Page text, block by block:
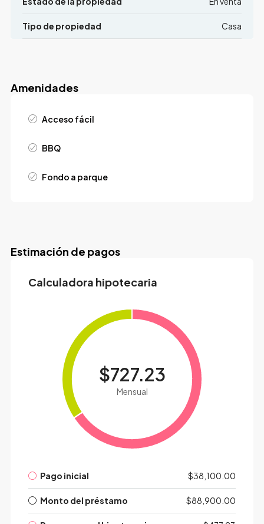
Tipo de propiedad Casa
Amenidades
Acceso fácil
BBQ
Fondo a parque
Estimación de pagos
Calculadora hipotecaria
$727.23
Mensual
Pago inicial $38,100.00
Monto del préstamo $88,900.00